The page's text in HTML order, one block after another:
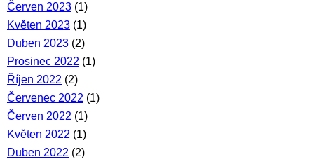
Červen 2023 (1)
Květen 2023 (1)
Duben 2023 (2)
Prosinec 2022 (1)
Říjen 2022 (2)
Červenec 2022 (1)
Červen 2022 (1)
Květen 2022 (1)
Duben 2022 (2)